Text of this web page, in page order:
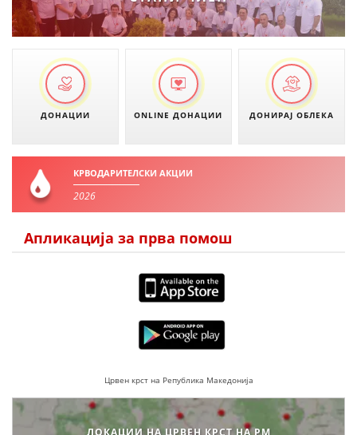
СТРАТЕГИИ
ЕДУКАТИВНО ИНФОРМАТИВНИ МАТЕРИЈАЛИ
ДОНАЦИИ ONLINE ДОНАЦИИ ДОНИРАЈ ОБЛЕКА
КРВОДАРИТЕЛСКИ АКЦИИ
2026
Апликација за прва помош
Црвен крст на Република Македонија